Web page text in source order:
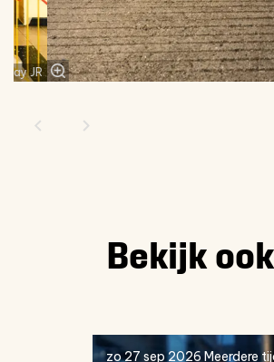
JR
Bekijk
zo 27 sep 2026 Meerdere